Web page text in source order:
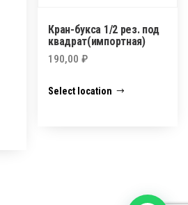
Кран-букса 1/2 рез. под
квадрат(импортная)
190,00₽
Select location